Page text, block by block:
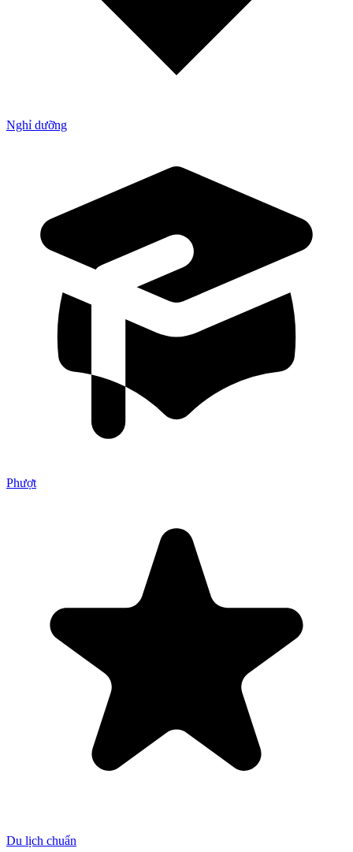
Nghỉ dưỡng
Phượt
Du lịch chuẩn